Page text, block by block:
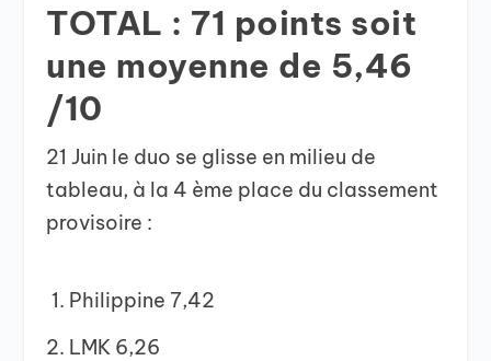
TOTAL : 71 points soit
une moyenne de 5,46
/10
21 Juin le duo se glisse en milieu de
tableau, à la 4 ème place du classement
provisoire :
Philippine 7,42
LMK 6,26